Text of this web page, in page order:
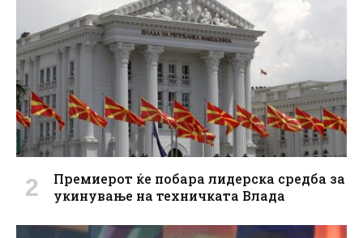
Премиерот ќе побара лидерска средба за
укинување на техничката Влада